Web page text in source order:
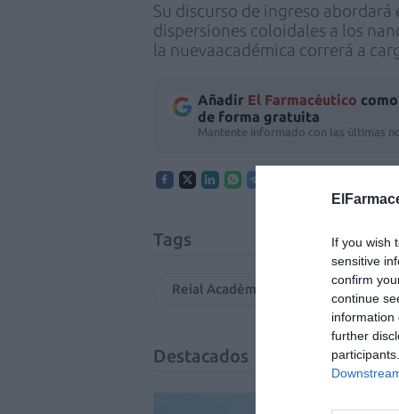
If you wish
sensitive
confirm
continue
information
further
Su discurso de ingreso
dispersiones coloidales a los
la nuevaacadémica correrá a
Añadir El Farmacéutico
de forma gratuita
Mantente informado con las últimas
Tags
Reial Acadèmia de Farmàcia de
Destacados
La